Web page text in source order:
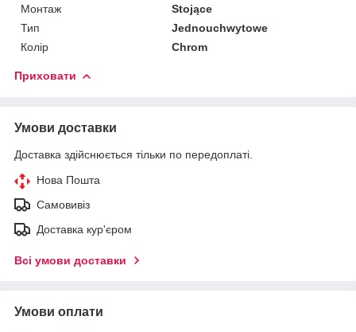
Монтаж
Stojące
Тип
Jednouchwytowe
Колір
Chrom
Приховати
Умови доставки
Доставка здійснюється тільки по передоплаті.
Нова Пошта
Самовивіз
Доставка кур'єром
Всі умови доставки
Умови оплати